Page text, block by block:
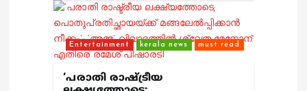
Entertainment kerala news must read
‘പരാതി രാഷ്ട്രീയ